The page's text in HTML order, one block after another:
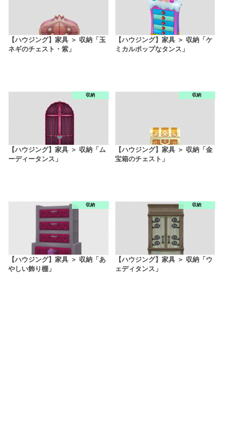
【ハウジング】家具 ＞ 収納「玉
ネギのチェスト・紫」
【ハウジング】家具 ＞ 収納「ケ
ミカルポップなタンス」
収納
【ハウジング】家具 ＞ 収納「ム
ーディータンス」
収納
【ハウジング】家具 ＞ 収納「金
宝箱のチェスト」
収納
【ハウジング】家具 ＞ 収納「あ
やしい飾り棚」
収納
【ハウジング】家具 ＞ 収納「ウ
ェディタンス」